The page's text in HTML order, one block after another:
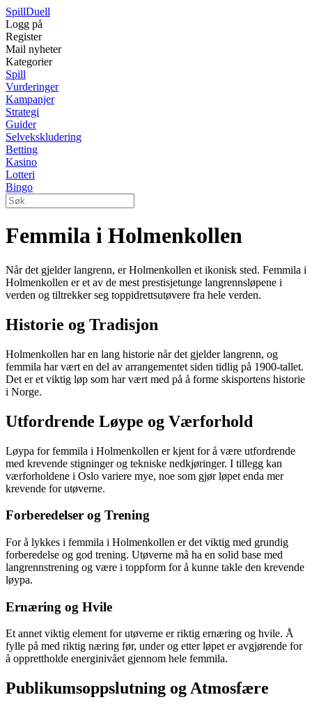
SpillDuell
Logg på
Register
Mail nyheter
Kategorier
Spill
Vurderinger
Kampanjer
Strategi
Guider
Selvekskludering
Betting
Kasino
Lotteri
Bingo
Femmila i Holmenkollen
Når det gjelder langrenn, er Holmenkollen et ikonisk sted. Femmila i
Holmenkollen er et av de mest prestisjetunge langrennsløpene i
verden og tiltrekker seg toppidrettsutøvere fra hele verden.
Historie og Tradisjon
Holmenkollen har en lang historie når det gjelder langrenn, og
femmila har vært en del av arrangementet siden tidlig på 1900-tallet.
Det er et viktig løp som har vært med på å forme skisportens historie
i Norge.
Utfordrende Løype og Værforhold
Løypa for femmila i Holmenkollen er kjent for å være utfordrende
med krevende stigninger og tekniske nedkjøringer. I tillegg kan
værforholdene i Oslo variere mye, noe som gjør løpet enda mer
krevende for utøverne.
Forberedelser og Trening
For å lykkes i femmila i Holmenkollen er det viktig med grundig
forberedelse og god trening. Utøverne må ha en solid base med
langrennstrening og være i toppform for å kunne takle den krevende
løypa.
Ernæring og Hvile
Et annet viktig element for utøverne er riktig ernæring og hvile. Å
fylle på med riktig næring før, under og etter løpet er avgjørende for
å opprettholde energinivået gjennom hele femmila.
Publikumsoppslutning og Atmosfære